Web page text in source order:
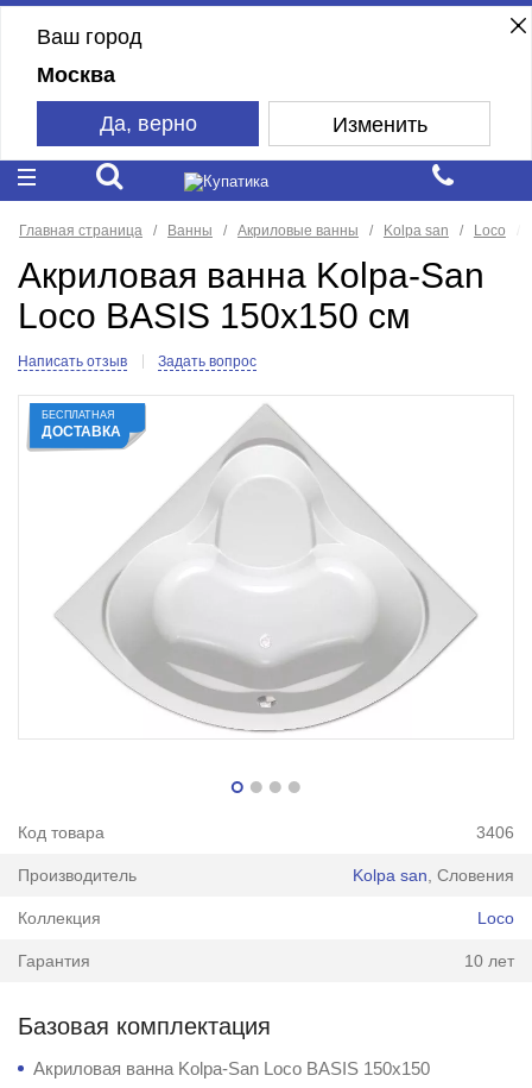
Ваш город
Москва
Да, верно Изменить
Главная страница Ванны Акриловые ванны Kolpa san Loco
Акриловая ванна Kolpa-San
Loco BASIS 150x150 см
Написать отзыв Задать вопрос
БЕСПЛАТНАЯ
ДОСТАВКА
Код товара 3406
Производитель Kolpa san , Словения
Коллекция Loco
Гарантия 10 лет
Базовая комплектация
Акриловая ванна Kolpa-San Loco BASIS 150x150